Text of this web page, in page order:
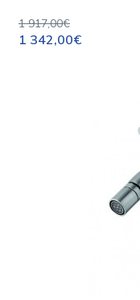
1 917,00€
1 342,00€